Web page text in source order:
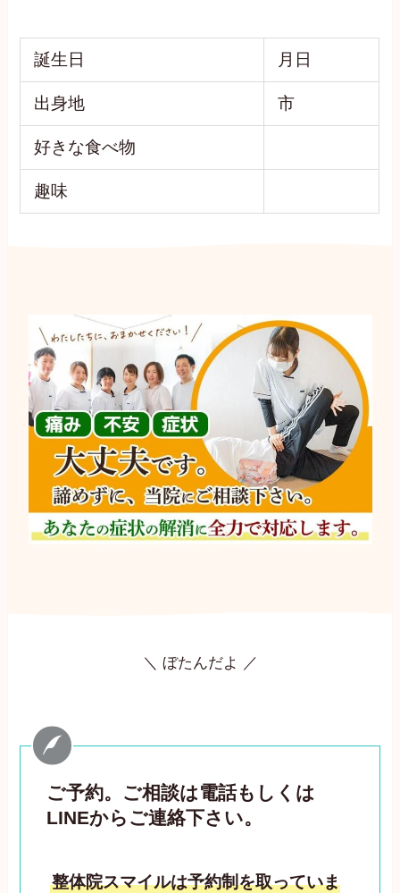
誕生日 月日
出身地 市
好きな食べ物
趣味
＼ ぼたんだよ ／
ご予約。ご相談は電話もしくは
LINEからご連絡下さい。
整体院スマイルは予約制を取っていま